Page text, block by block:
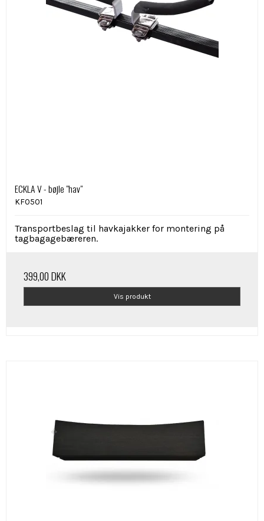
ECKLA V - bøjle "hav"
KF0501
Transportbeslag til havkajakker for montering på
tagbagagebæreren.
399,00 DKK
Vis produkt